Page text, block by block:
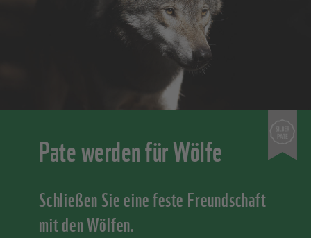
Pate werden für Wölfe
Schließen Sie eine feste Freundschaft
mit den Wölfen.